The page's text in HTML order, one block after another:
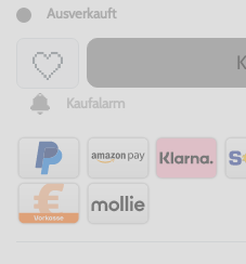
Ausverkauft
Kaufalarm